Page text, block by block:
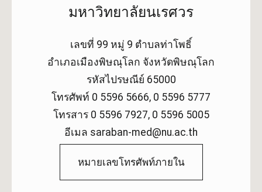
มหาวิทยาลัยนเรศวร
เลขที่ 99 หมู่ 9 ตำบลท่าโพธิ์
อำเภอเมืองพิษณุโลก จังหวัดพิษณุโลก
รหัสไปรษณีย์ 65000
โทรศัพท์ 0 5596 5666, 0 5596 5777
โทรสาร 0 5596 7927, 0 5596 5005
อีเมล saraban-med@nu.ac.th
หมายเลขโทรศัพท์ภายใน